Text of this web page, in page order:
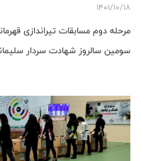
1401/10/18
مرحله دوم مسابقات تیراندازی
سومین سالروز شهادت سردار